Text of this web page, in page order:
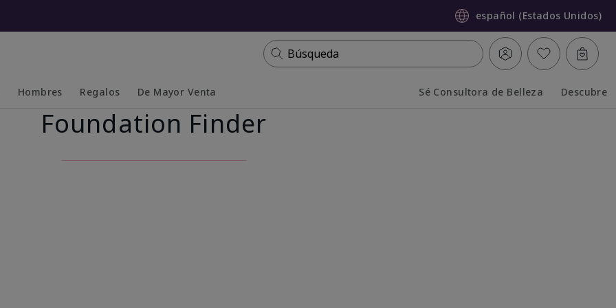
español (Estados Unidos)
Búsqueda
Hombres
Collapsed
Expanded
Regalos De Mayor Venta Sé Consultora de Belleza Descubre
Foundation Finder